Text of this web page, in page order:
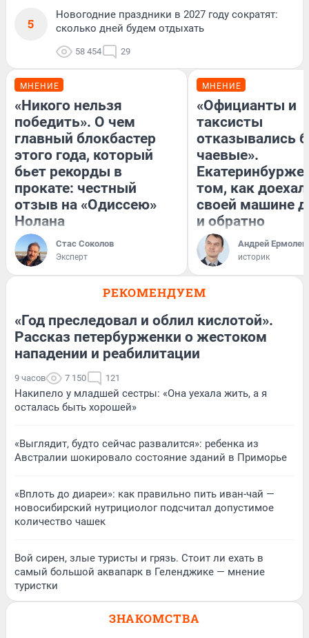
5
Новогодние праздники в 2027 году сократят:
сколько дней будем отдыхать
58 454 29
МНЕНИЕ
«Никого нельзя
победить». О чем
главный блокбастер
этого года, который
бьет рекорды в
прокате: честный
отзыв на «Одиссею»
Нолана
Стас Соколов
Эксперт
МНЕНИЕ
«Официанты и
таксисты
отказывались
чаевые».
том, как доехал
своей машине
и обратно
Андрей
историк
РЕКОМЕНДУЕМ
«Год преследовал и облил кислотой».
Рассказ петербурженки о жестоком
нападении и реабилитации
9 часов 7 150 121
Накипело у младшей сестры: «Она уехала жить, а я
осталась быть хорошей»
«Выглядит, будто сейчас развалится»: ребенка из
Австралии шокировало состояние зданий в Приморье
«Вплоть до диареи»: как правильно пить иван-чай —
новосибирский нутрициолог подсчитал допустимое
количество чашек
Вой сирен, злые туристы и грязь. Стоит ли ехать в
самый большой аквапарк в Геленджике — мнение
туристки
ЗНАКОМСТВА